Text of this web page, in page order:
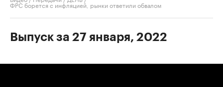
ФРС борется с инфляцией, рынки ответили обвалом
Выпуск за 27 января, 2022